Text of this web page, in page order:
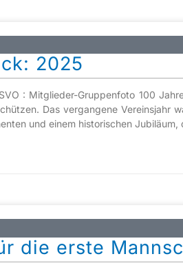
2025
: Mitglieder-Gruppenfoto 100
Das vergangene
und einem historischen Jubiläum,
die erste